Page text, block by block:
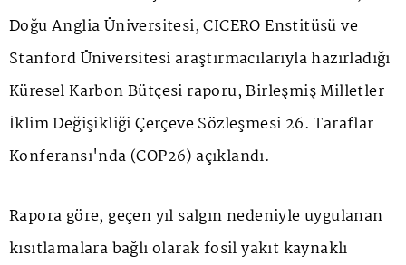
Doğu Anglia Üniversitesi, CICERO Enstitüsü ve
Stanford Üniversitesi araştırmacılarıyla hazırladığı
Küresel Karbon Bütçesi raporu, Birleşmiş Milletler
İklim Değişikliği Çerçeve Sözleşmesi 26. Taraflar
Konferansı'nda (COP26) açıklandı.
Rapora göre, geçen yıl salgın nedeniyle uygulanan
kısıtlamalara bağlı olarak fosil yakıt kaynaklı